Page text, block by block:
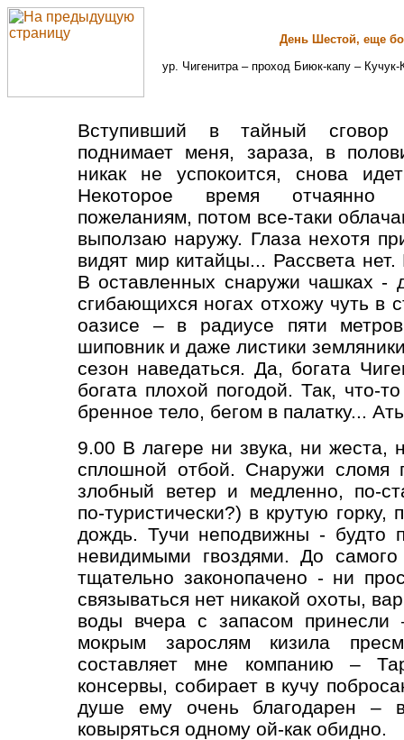
День Шестой, еще
ур. Чигенитра – проход Биюк-капу –
Вступивший в тайный сговор
поднимает меня, зараза, в
никак не успокоится, снова
Некоторое время отчаянно
пожеланиям, потом все-таки
выползаю наружу. Глаза нехотя
видят мир китайцы... Рассвета
В оставленных снаружи чашках -
сгибающихся ногах отхожу чуть в
оазисе – в радиусе пяти
шиповник и даже листики
сезон наведаться. Да, богата
богата плохой погодой. Так, что-
бренное тело, бегом в палатку...
9.00 В лагере ни звука, ни жеста,
сплошной отбой. Снаружи сломя
злобный ветер и медленно, по-
по-туристически?) в крутую горку,
дождь. Тучи неподвижны - будто
невидимыми гвоздями. До самого
тщательно законопачено - ни
связываться нет никакой охоты,
воды вчера с запасом
мокрым зарослям кизила
составляет мне компанию –
консервы, собирает в кучу
душе ему очень благодарен – в
ковыряться одному ой-как обидно.